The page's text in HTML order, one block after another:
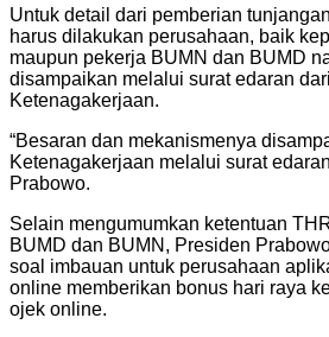
Untuk detail dari pemberian
harus dilakukan perusahaan, baik
maupun pekerja BUMN dan BUMD
disampaikan melalui surat edaran
Ketenagakerjaan.
“Besaran dan mekanismenya
Ketenagakerjaan melalui surat
Prabowo.
Selain mengumumkan ketentuan
BUMD dan BUMN, Presiden
soal imbauan untuk perusahaan
online memberikan bonus hari raya
ojek online.